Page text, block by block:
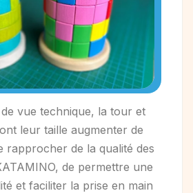
vue technique, la tour et
leur taille augmenter de
rapprocher de la qualité des
de permettre une
et faciliter la prise en main